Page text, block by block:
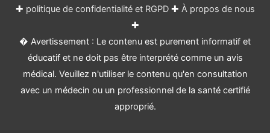
✚ politique de confidentialité et RGPD✚ À propos de nous
✚
� Avertissement : Le contenu est purement informatif et
éducatif et ne doit pas être interprété comme un avis
médical. Veuillez n'utiliser le contenu qu'en consultation
avec un médecin ou un professionnel de la santé certifié
approprié.